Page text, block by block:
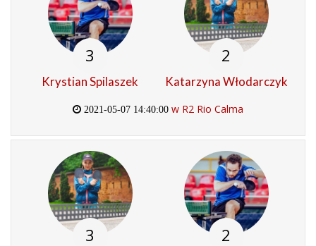
3
Krystian Spilaszek
2
Katarzyna Włodarczyk
2021-05-07 14:40:00 w R2 Rio Calma
3 2